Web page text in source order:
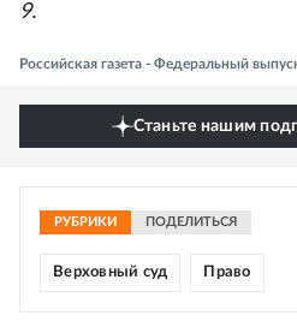
9.
Российская газета - Федеральный
Станьте нашим
РУБРИКИ ПОДЕЛИТЬСЯ
Верховный суд Право